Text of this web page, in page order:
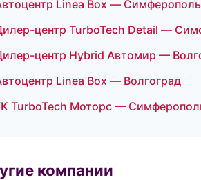
Linea Box — Симферополь
центр TurboTech Detail —
центр Hybrid Автомир —
Linea Box — Волгоград
TurboTech Моторс —
компании